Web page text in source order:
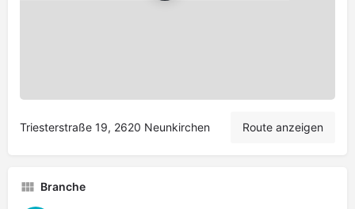
Triesterstraße 19, 2620 Neunkirchen
Route anzeigen
Branche